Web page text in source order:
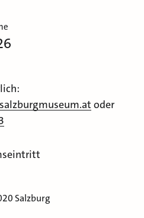
oder
Salzburg